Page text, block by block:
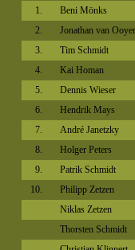
1.
Beni Mönks
2.
Jonathan van
3.
Tim Schmidt
4.
Kai Homan
5.
Dennis Wieser
6.
Hendrik Mays
7.
André Janetzky
8.
Holger Peters
9.
Patrik Schmidt
10.
Philipp Zetzen
Niklas Zetzen
Thorsten Schmidt